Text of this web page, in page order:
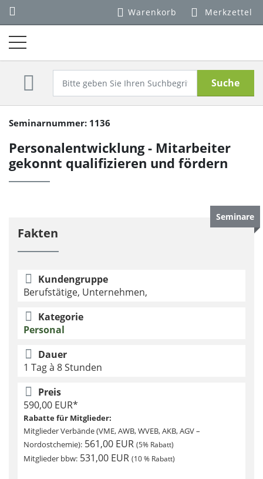
Warenkorb Merkzettel
Suche
Seminarnummer: 1136
Personalentwicklung - Mitarbeiter
gekonnt qualifizieren und fördern
Fakten
Kundengruppe
Berufstätige, Unternehmen,
Kategorie
Personal
Dauer
1 Tag à 8 Stunden
Preis
590,00 EUR*
Rabatte für Mitglieder:
Mitglieder Verbände (VME, AWB, WVEB, AKB, AGV –
Nordostchemie): 561,00 EUR (5% Rabatt)
Mitglieder bbw: 531,00 EUR (10 % Rabatt)
Seminare